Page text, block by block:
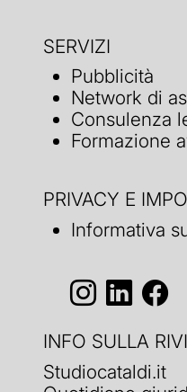
SERVIZI
Pubblicità
Network di
Consulenza
Formazione
PRIVACY E
Informativa
INFO SULLA
Studiocataldi.it